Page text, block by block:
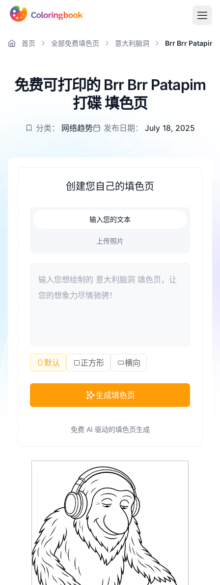
首页 全部免费填色页 意大利脑洞 Brr Brr Patapim
免费可打印的 Brr Brr Patapim
打碟 填色页
分类： 网络趋势 发布日期： July 18, 2025
创建您自己的填色页
输入您的文本
上传照片
默认 正方形 横向
生成填色页
免费 AI 驱动的填色页生成